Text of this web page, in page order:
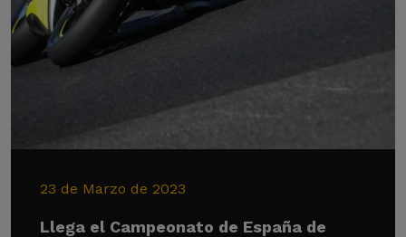
23 de Marzo de 2023
Llega el Campeonato de España de